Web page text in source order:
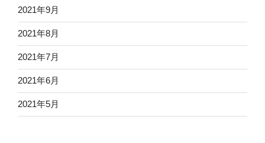
2021年9月
2021年8月
2021年7月
2021年6月
2021年5月